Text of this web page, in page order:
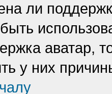
ли
аватар,
у них